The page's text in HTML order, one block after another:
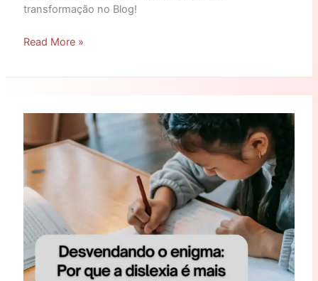
transformação no Blog!
Read More »
enigma:
Por
que
a
dislexia
é
mais
diagnosticada
que